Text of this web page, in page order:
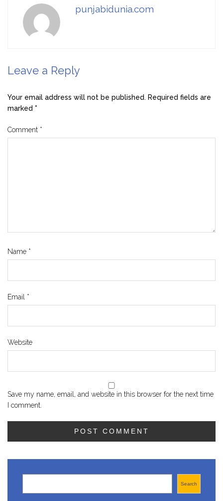
punjabidunia.com
Leave a Reply
Your email address will not be published. Required fields are
marked *
Comment *
Name *
Email *
Website
Save my name, email, and website in this browser for the next time
I comment.
Search